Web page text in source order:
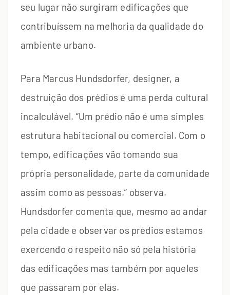
seu lugar não surgiram edificações que
contribuíssem na melhoria da qualidade do
ambiente urbano.
Para Marcus Hundsdorfer, designer, a
destruição dos prédios é uma perda cultural
incalculável. “Um prédio não é uma simples
estrutura habitacional ou comercial. Com o
tempo, edificações vão tomando sua
própria personalidade, parte da comunidade
assim como as pessoas.” observa.
Hundsdorfer comenta que, mesmo ao andar
pela cidade e observar os prédios estamos
exercendo o respeito não só pela história
das edificações mas também por aqueles
que passaram por elas.